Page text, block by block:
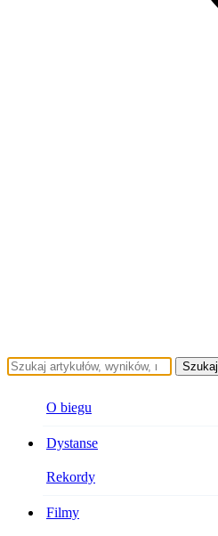
Szukaj
O biegu
Dystanse
Rekordy
Filmy